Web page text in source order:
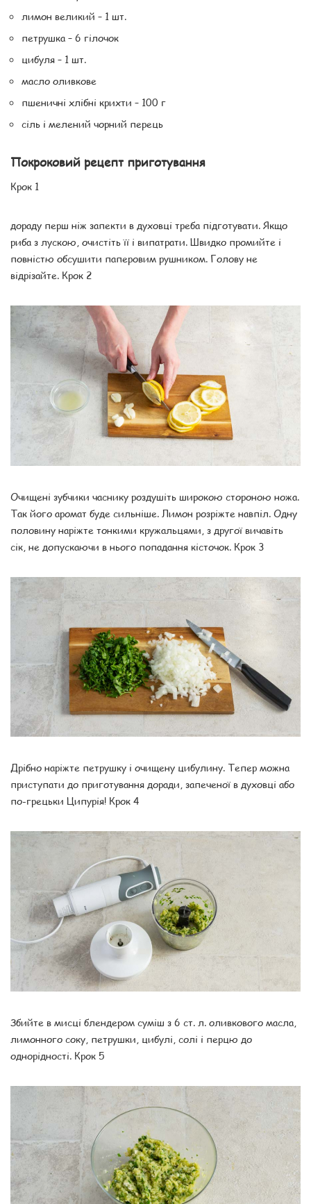
лимон великий – 1 шт.
петрушка – 6 гілочок
цибуля – 1 шт.
масло оливкове
пшеничні хлібні крихти – 100 г
сіль і мелений чорний перець
Покроковий рецепт приготування
Крок 1
дораду перш ніж запекти в духовці треба підготувати. Якщо
риба з лускою, очистіть її і випатрати. Швидко промийте і
повністю обсушити паперовим рушником. Голову не
відрізайте. Крок 2
Очищені зубчики часнику роздушіть широкою стороною ножа.
Так його аромат буде сильніше. Лимон розріжте навпіл. Одну
половину наріжте тонкими кружальцями, з другої вичавіть
сік, не допускаючи в нього попадання кісточок. Крок 3
Дрібно наріжте петрушку і очищену цибулину. Тепер можна
приступати до приготування доради, запеченої в духовці або
по-грецьки Ципурія! Крок 4
Збийте в мисці блендером суміш з 6 ст. л. оливкового масла,
лимонного соку, петрушки, цибулі, солі і перцю до
однорідності. Крок 5